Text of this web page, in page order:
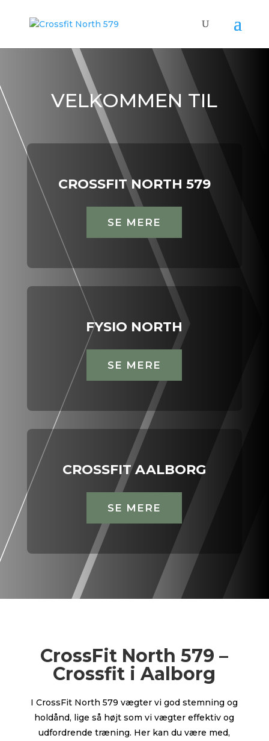
VELKOMMEN TIL
CROSSFIT NORTH 579
SE MERE
FYSIO NORTH
SE MERE
CROSSFIT AALBORG
SE MERE
CrossFit North 579 –
Crossfit i Aalborg
I CrossFit North 579 vægter vi god stemning og
holdånd, lige så højt som vi vægter effektiv og
udfordrende træning. Her kan du være med,